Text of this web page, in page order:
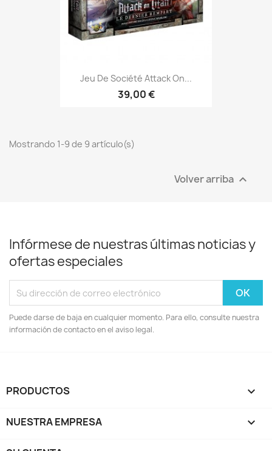
Jeu De Société Attack On...
39,00 €
Mostrando 1-9 de 9 artículo(s)
Volver arriba 
Infórmese de nuestras últimas noticias y
ofertas especiales
Puede darse de baja en cualquier momento. Para ello, consulte nuestra
información de contacto en el aviso legal.
PRODUCTOS 
NUESTRA EMPRESA 